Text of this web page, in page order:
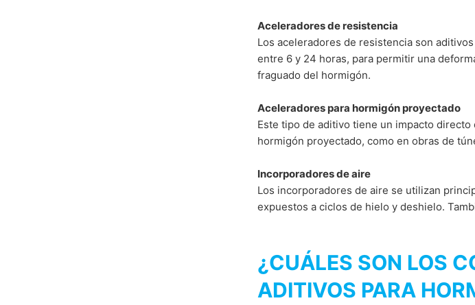
Aceleradores de resistencia
Los aceleradores de resistencia son
entre 6 y 24 horas, para permitir una
fraguado del hormigón.
Aceleradores para hormigón proyectado
Este tipo de aditivo tiene un impacto
hormigón proyectado, como en obras de
Incorporadores de aire
Los incorporadores de aire se utilizan
expuestos a ciclos de hielo y deshielo.
¿CUÁLES SON LOS
ADITIVOS PARA